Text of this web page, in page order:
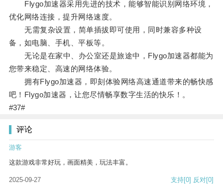
Flygo加速器采用先进的技术，能够智能识别网络环境，
优化网络连接，提升网络速度。
无需复杂设置，简单插拔即可使用，同时兼容多种设
备，如电脑、手机、平板等。
无论是在家中、办公室还是旅途中，Flygo加速器都能为
您带来稳定、高速的网络体验。
拥有Flygo加速器，即刻体验网络高速通道带来的畅快感
吧！Flygo加速器，让您尽情畅享数字生活的快乐！。
#37#
评论
游客
这款游戏非常好玩，画面精美，玩法丰富。
2025-09-27 支持[0] 反对[0]